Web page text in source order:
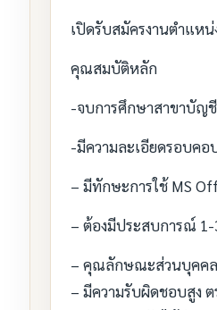
เปิดรับสมัครงานตำแห
คุณสมบัติหลัก
-จบการศึกษาสาขาบัญ
-มีความละเอียดรอบคอ
– มีทักษะการใช้ MS
– ต้องมีประสบการณ์
– คุณลักษณะส่วนบุคคล:
– มีความรับผิดชอบสูง ต